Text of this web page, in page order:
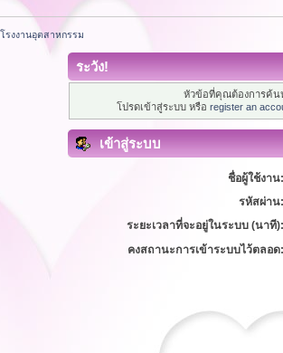
งงานอุตสาหกรรม
ระวัง!
หัวข้อที่คุณต้องการค้น
โปรดเข้าสู่ระบบ หรือ register an
เข้าสู่ระบบ
ชื่อผู้ใช้งาน:
รหัสผ่าน:
ระยะเวลาที่จะอยู่ในระบบ (นาที):
คงสถานะการเข้าระบบไว้ตลอด: